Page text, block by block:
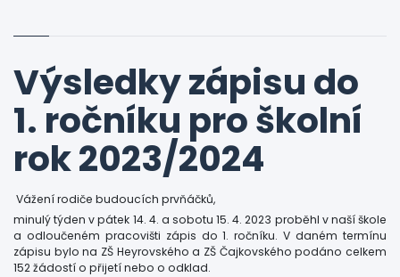
Výsledky zápisu do
1. ročníku pro školní
rok 2023/2024
Vážení rodiče budoucích prvňáčků,
minulý týden v pátek 14. 4. a sobotu 15. 4. 2023 proběhl v naší škole
a odloučeném pracovišti zápis do 1. ročníku. V daném termínu
zápisu bylo na ZŠ Heyrovského a ZŠ Čajkovského podáno celkem
152 žádostí o přijetí nebo o odklad.